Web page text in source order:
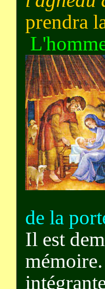
prendra
de la
Il est